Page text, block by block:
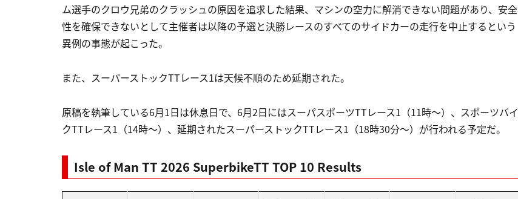
ム選手のクロウ兄弟のクラッシュの原因を追求した結果、マシンの空力に解消できない問題があり、安全
性を確保できないとして主催者は以降の予選と決勝レースのすべてのサイドカーの走行を中止するという
異例の事態が起こった。
また、スーパーストックTTレース1は天候不順のため延期された。
原稿を執筆している6月1日は休息日で、6月2日にはスーパスポーツTTレース1（11時〜）、スポーツバイ
クTTレース1（14時〜）、延期されたスーパーストックTTレース1（18時30分〜）が行われる予定だ。
Isle of Man TT 2026 SuperbikeTT TOP 10 Results